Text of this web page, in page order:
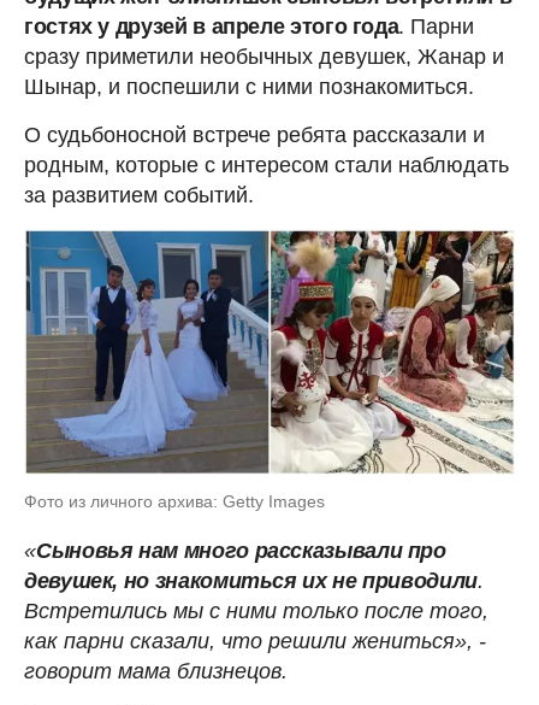
гостях у друзей в апреле этого года. Парни
сразу приметили необычных девушек, Жанар и
Шынар, и поспешили с ними познакомиться.
О судьбоносной встрече ребята рассказали и
родным, которые с интересом стали наблюдать
за развитием событий.
Фото из личного архива: Getty Images
«Сыновья нам много рассказывали про
девушек, но знакомиться их не приводили.
Встретились мы с ними только после того,
как парни сказали, что решили жениться», -
говорит мама близнецов.